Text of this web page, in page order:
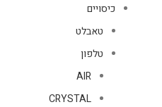
כיסויים
טאבלט
טלפון
AIR
CRYSTAL